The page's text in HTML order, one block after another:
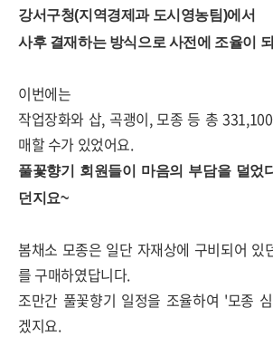
강서구청(지역경제과 도시영농팀)에서
사후 결재하는 방식으로 사전에 조율이
이번에는
작업장화와 삽, 곡괭이, 모종 등 총
매할 수가 있었어요.
풀꽃향기 회원들이 마음의 부담을 덜었
던지요~
봄채소 모종은 일단 자재상에 구비되어 있
를 구매하였답니다.
조만간 풀꽃향기 일정을 조율하여 '모종
겠지요.